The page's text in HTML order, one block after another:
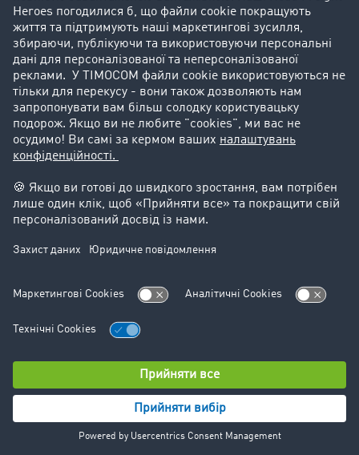
Zoominfo використовує файли cookie для збирання
цих відомостей. Дані, зібрані таким чином,
зберігаються на серверах Zoominfo у США. Ці дані
обробляються з вашої згоди (стаття 6(1)(а) Загального
регламенту про захист даних), і вони покращують
взаємодію для користувачів нашого веб-сайту. Ви
можете відкликати свою згоду в будь-який час.
Ми використовуємо службу beServe від компанії
автоматичне заповнення форми заявки. Служба
відомості про компанію, що полегшує процес подачі
обробляються компанією beDirect і можуть включати
таку інформацію:
Відомості про компанію, наприклад назва, адреса
й галузь